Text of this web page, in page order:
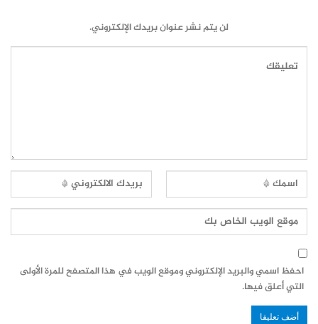
لن يتم نشر عنوان بريدك الإلكتروني.
احفظ اسمي والبريد الإلكتروني وموقع الويب في هذا المتصفح للمرة الأولى
التي أعلق فيها.